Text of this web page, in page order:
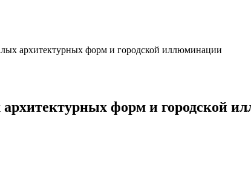
архитектурных форм и городской иллюминации
форм и городской